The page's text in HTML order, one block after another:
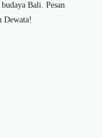
Bali. Pesan
Dewata!